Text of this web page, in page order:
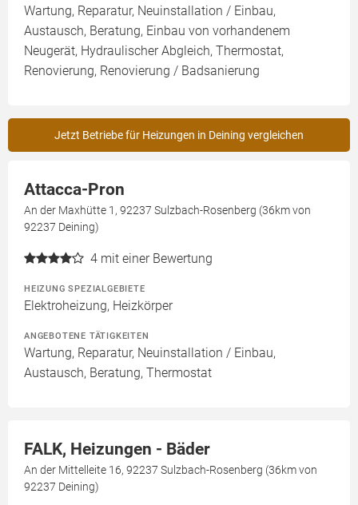
Wartung, Reparatur, Neuinstallation / Einbau,
Austausch, Beratung, Einbau von vorhandenem
Neugerät, Hydraulischer Abgleich, Thermostat,
Renovierung, Renovierung / Badsanierung
Jetzt Betriebe für Heizungen in Deining vergleichen
Attacca-Pron
An der Maxhütte 1, 92237 Sulzbach-Rosenberg (36km von
92237 Deining)
4 mit einer Bewertung
HEIZUNG SPEZIALGEBIETE
Elektroheizung, Heizkörper
ANGEBOTENE TÄTIGKEITEN
Wartung, Reparatur, Neuinstallation / Einbau,
Austausch, Beratung, Thermostat
FALK, Heizungen - Bäder
An der Mittelleite 16, 92237 Sulzbach-Rosenberg (36km von
92237 Deining)